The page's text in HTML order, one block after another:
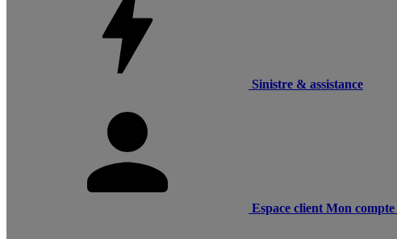
Sinistre & assistance
Espace client Mon compte